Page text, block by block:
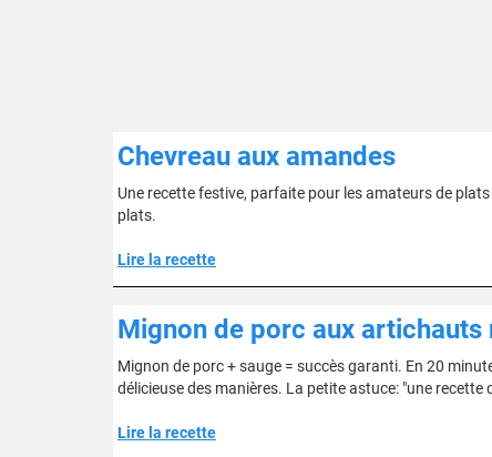
Chevreau aux amandes
Une recette festive, parfaite pour les amateurs de
plats.
Lire la recette
Mignon de porc aux artichauts
Mignon de porc + sauge = succès garanti. En 20
délicieuse des manières. La petite astuce: "une recette
Lire la recette